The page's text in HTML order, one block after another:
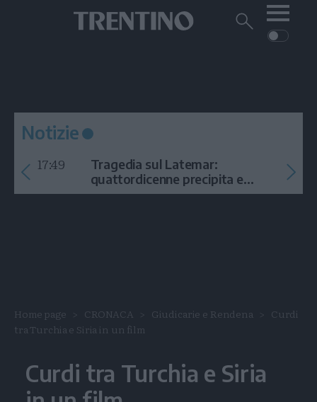
Cerca
CRONACA
GARDA
CULTURA
VIDEO
Notizie
17:49
Tragedia sul Latemar:
quattordicenne precipita e
muore
Home page CRONACA Giudicarie e Rendena
Curdi
tra Turchia e Siria in un film
Curdi tra Turchia e Siria